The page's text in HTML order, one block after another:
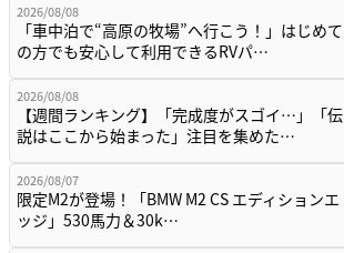
2026/08/08
「車中泊で“高原の牧場”へ行こう！」はじめて
の方でも安心して利用できるRVパ…
2026/08/08
【週間ランキング】「完成度がスゴイ…」「伝
説はここから始まった」注目を集めた…
2026/08/07
限定M2が登場！「BMW M2 CS エディションエ
ッジ」530馬力＆30k…